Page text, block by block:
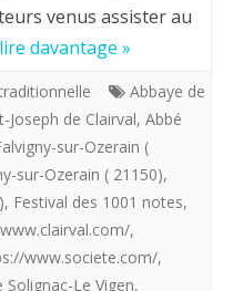
choisit
(87110)
venus assister au
davantage »
Abbaye de
Joseph de Clairval, Abbé
sur-Ozerain (
sur-Ozerain ( 21150),
, Festival des 1001 notes,
,
www.societe.com/,
Solignac-Le Vigen,